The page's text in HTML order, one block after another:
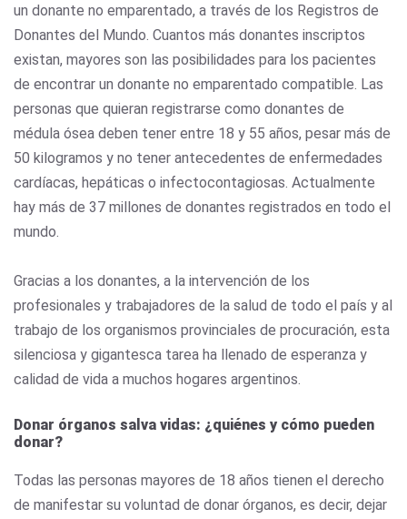
un donante no emparentado, a través de los Registros de
Donantes del Mundo. Cuantos más donantes inscriptos
existan, mayores son las posibilidades para los pacientes
de encontrar un donante no emparentado compatible. Las
personas que quieran registrarse como donantes de
médula ósea deben tener entre 18 y 55 años, pesar más de
50 kilogramos y no tener antecedentes de enfermedades
cardíacas, hepáticas o infectocontagiosas. Actualmente
hay más de 37 millones de donantes registrados en todo el
mundo.
Gracias a los donantes, a la intervención de los
profesionales y trabajadores de la salud de todo el país y al
trabajo de los organismos provinciales de procuración, esta
silenciosa y gigantesca tarea ha llenado de esperanza y
calidad de vida a muchos hogares argentinos.
Donar órganos salva vidas: ¿quiénes y cómo pueden
donar?
Todas las personas mayores de 18 años tienen el derecho
de manifestar su voluntad de donar órganos, es decir, dejar